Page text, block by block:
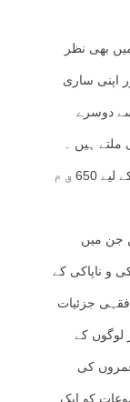
بھی نظر
اپنی ساری
دوسرے
ہیں ۔
گراف اور ولہاسن نے اس روایت کی تاریخ کے لیے 650 ق م
جن میں
و ناپاکی کے
جزئیات
کے
کی
کو ایک